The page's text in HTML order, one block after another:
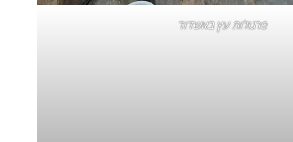
פרגולות עץ באשדוד